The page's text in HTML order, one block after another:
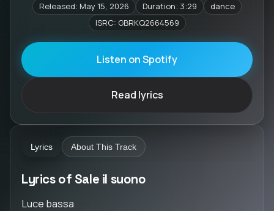
Released: May 15, 2026 Duration: 3:29
dance
ISRC: GBRKQ2664569
Listen on Spotify
Read lyrics
Lyrics About This Track
Lyrics of Sale il suono
Luce bassa